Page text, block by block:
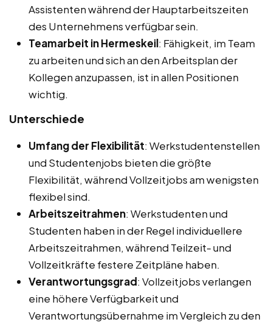
Assistenten während der Hauptarbeitszeiten
des Unternehmens verfügbar sein.
Teamarbeit in Hermeskeil: Fähigkeit, im Team
zu arbeiten und sich an den Arbeitsplan der
Kollegen anzupassen, ist in allen Positionen
wichtig.
Unterschiede
Umfang der Flexibilität: Werkstudentenstellen
und Studentenjobs bieten die größte
Flexibilität, während Vollzeitjobs am wenigsten
flexibel sind.
Arbeitszeitrahmen: Werkstudenten und
Studenten haben in der Regel individuellere
Arbeitszeitrahmen, während Teilzeit- und
Vollzeitkräfte festere Zeitpläne haben.
Verantwortungsgrad: Vollzeitjobs verlangen
eine höhere Verfügbarkeit und
Verantwortungsübernahme im Vergleich zu den